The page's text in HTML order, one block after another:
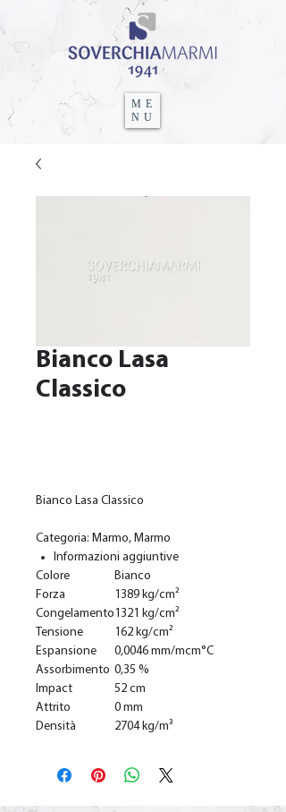
ME
NU
Bianco Lasa
Classico
Bianco Lasa Classico
Categoria: Marmo, Marmo
Informazioni aggiuntive
Colore
Bianco
Forza
1389 kg/cm²
Congelamento 1321 kg/cm²
Tensione
162 kg/cm²
Espansione
0,0046 mm/mcm°C
Assorbimento 0,35 %
Impact
52 cm
Attrito
0 mm
Densità
2704 kg/m³